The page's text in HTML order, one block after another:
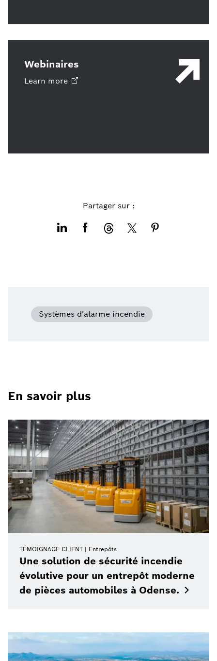
Webinaires
Learn more
Partager sur :
Systèmes d'alarme incendie
En savoir plus
TÉMOIGNAGE CLIENT Entrepôts
Une solution de sécurité incendie
évolutive pour un entrepôt moderne
de pièces automobiles à Odense.